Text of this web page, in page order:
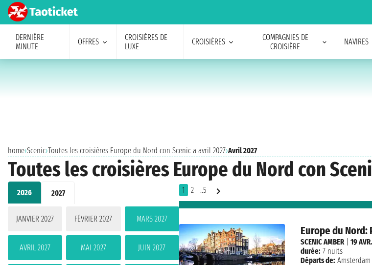
DERNIÈRE
MINUTE
OFFRES
CROISIÈRES DE
LUXE
CROISIÈRES
COMPAGNIES DE
CROISIÈRE
NAVIRES
home›Scenic›Toutes les croisières Europe du Nord con Scenic a avril 2027›Avril 2027
Toutes les croisières Europe du Nord con
2026 2027
JANVIER 2027 FÉVRIER 2027 MARS 2027
AVRIL 2027 MAI 2027 JUIN 2027
1 2 ..5
Europe du Nord:
SCENIC AMBER|19
durée: 7 nuits
Départs de: Amsterdam